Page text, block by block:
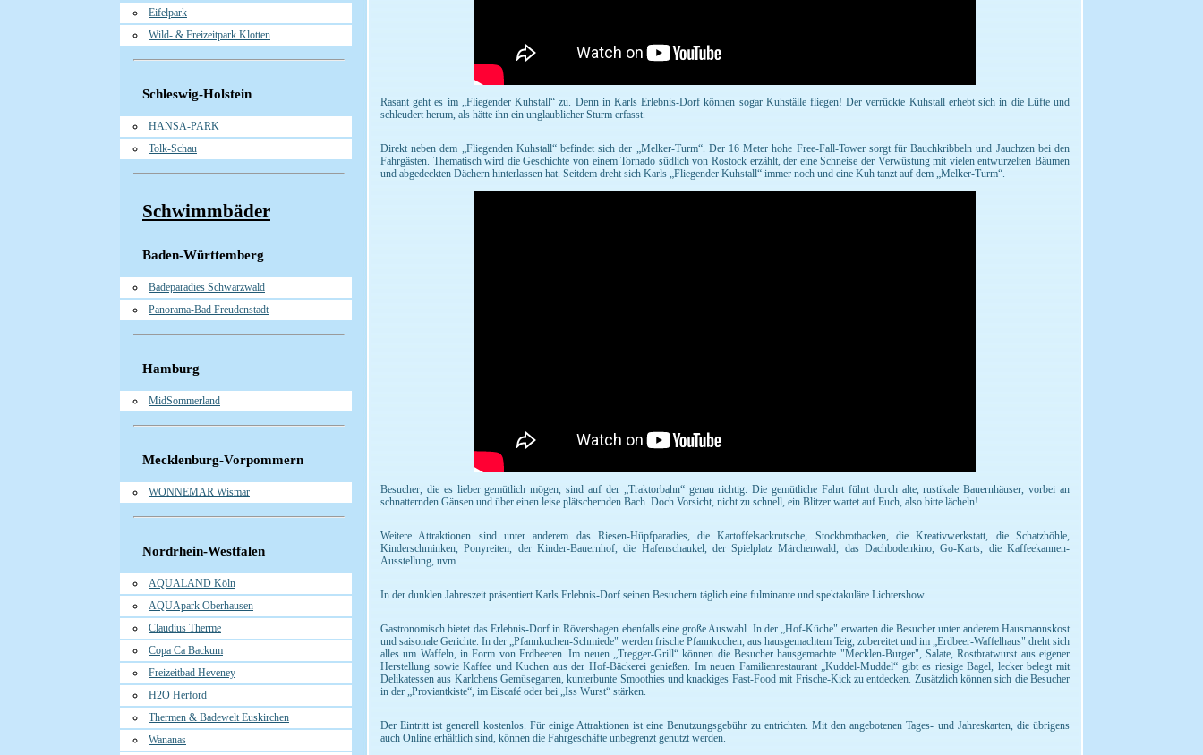
Eifelpark
Wild- & Freizeitpark Klotten
Schleswig-Holstein
HANSA-PARK
Tolk-Schau
Schwimmbäder
Baden-Württemberg
Badeparadies Schwarzwald
Panorama-Bad Freudenstadt
Hamburg
MidSommerland
Mecklenburg-Vorpommern
WONNEMAR Wismar
Nordrhein-Westfalen
AQUALAND Köln
AQUApark Oberhausen
Claudius Therme
Copa Ca Backum
Freizeitbad Heveney
H2O Herford
Thermen & Badewelt Euskirchen
Wananas
Rasant geht es im „Fliegender Kuhstall“ zu. Denn in Karls Erlebnis-Dorf können sogar Kuhställe fliegen! Der verrückte Kuhstall erhebt sich in die Lüfte und
schleudert herum, als hätte ihn ein unglaublicher Sturm erfasst.
Direkt neben dem „Fliegenden Kuhstall“ befindet sich der „Melker-Turm“. Der 16 Meter hohe Free-Fall-Tower sorgt für Bauchkribbeln und Jauchzen bei den
Fahrgästen. Thematisch wird die Geschichte von einem Tornado südlich von Rostock erzählt, der eine Schneise der Verwüstung mit vielen entwurzelten Bäumen
und abgedeckten Dächern hinterlassen hat. Seitdem dreht sich Karls „Fliegender Kuhstall“ immer noch und eine Kuh tanzt auf dem „Melker-Turm“.
Besucher, die es lieber gemütlich mögen, sind auf der „Traktorbahn“ genau richtig. Die gemütliche Fahrt führt durch alte, rustikale Bauernhäuser, vorbei an
schnatternden Gänsen und über einen leise plätschernden Bach. Doch Vorsicht, nicht zu schnell, ein Blitzer wartet auf Euch, also bitte lächeln!
Weitere Attraktionen sind unter anderem das Riesen-Hüpfparadies, die Kartoffelsackrutsche, Stockbrotbacken, die Kreativwerkstatt, die Schatzhöhle,
Kinderschminken, Ponyreiten, der Kinder-Bauernhof, die Hafenschaukel, der Spielplatz Märchenwald, das Dachbodenkino, Go-Karts, die Kaffeekannen-
Ausstellung, uvm.
In der dunklen Jahreszeit präsentiert Karls Erlebnis-Dorf seinen Besuchern täglich eine fulminante und spektakuläre Lichtershow.
Gastronomisch bietet das Erlebnis-Dorf in Rövershagen ebenfalls eine große Auswahl. In der „Hof-Küche" erwarten die Besucher unter anderem Hausmannskost
und saisonale Gerichte. In der „Pfannkuchen-Schmiede" werden frische Pfannkuchen, aus hausgemachtem Teig, zubereitet und im „Erdbeer-Waffelhaus" dreht sich
alles um Waffeln, in Form von Erdbeeren. Im neuen „Tregger-Grill“ können die Besucher hausgemachte "Mecklen-Burger", Salate, Rostbratwurst aus eigener
Herstellung sowie Kaffee und Kuchen aus der Hof-Bäckerei genießen. Im neuen Familienrestaurant „Kuddel-Muddel“ gibt es riesige Bagel, lecker belegt mit
Delikatessen aus Karlchens Gemüsegarten, kunterbunte Smoothies und knackiges Fast-Food mit Frische-Kick zu entdecken. Zusätzlich können sich die Besucher
in der „Proviantkiste“, im Eiscafé oder bei „Iss Wurst“ stärken.
Der Eintritt ist generell kostenlos. Für einige Attraktionen ist eine Benutzungsgebühr zu entrichten. Mit den angebotenen Tages- und Jahreskarten, die übrigens
auch Online erhältlich sind, können die Fahrgeschäfte unbegrenzt genutzt werden.